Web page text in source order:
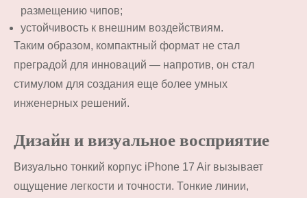
размещению чипов;
устойчивость к внешним воздействиям.
Таким образом, компактный формат не стал
преградой для инноваций — напротив, он стал
стимулом для создания еще более умных
инженерных решений.
Дизайн и визуальное восприятие
Визуально тонкий корпус iPhone 17 Air вызывает
ощущение легкости и точности. Тонкие линии,